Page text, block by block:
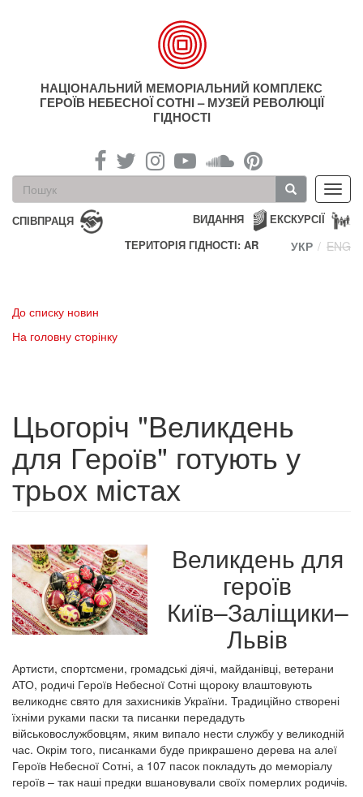
НАЦІОНАЛЬНИЙ МЕМОРІАЛЬНИЙ КОМПЛЕКС
ГЕРОЇВ НЕБЕСНОЇ СОТНІ – МУЗЕЙ РЕВОЛЮЦІЇ
ГІДНОСТІ
Пошукова
форма
Пошук
СПІВПРАЦЯ ЕКСКУРСІЇ
ВИДАННЯ
ТЕРИТОРІЯ ГІДНОСТІ: AR
УКР ENG
До списку новин
На головну сторінку
Цьогоріч "Великдень
для Героїв" готують у
трьох містах
Великдень для
героїв
Київ–Заліщики–
Львів
Артисти, спортсмени, громадські діячі, майданівці, ветерани
АТО, родичі Героїв Небесної Сотні щороку влаштовують
великоднє свято для захисників України. Традиційно створені
їхніми руками паски та писанки передадуть
військовослужбовцям, яким випало нести службу у великодній
час. Окрім того, писанками буде прикрашено дерева на алеї
Героїв Небесної Сотні, а 107 пасок покладуть до меморіалу
героїв – так наші предки вшановували своїх померлих родичів.